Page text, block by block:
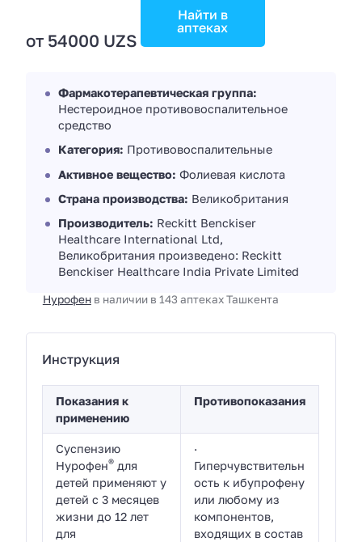
от 54000 UZS
Найти в
аптеках
Фармакотерапевтическая группа:
Нестероидное противовоспалительное
средство
Категория: Противовоспалительные
Активное вещество: Фолиевая кислота
Страна производства: Великобритания
Производитель: Reckitt Benckiser
Healthcare International Ltd,
Великобритания произведено: Reckitt
Benckiser Healthcare India Private Limited
Нурофенв наличии в 143 аптеках Ташкента
Инструкция
Показания к
применению
Противопоказания
Суспензию
Нурофен® для
детей применяют у
детей с 3 месяцев
жизни до 12 лет
для
·
Гиперчувствительн
ость к ибупрофену
или любому из
компонентов,
входящих в состав